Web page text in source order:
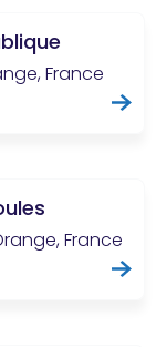
France
France